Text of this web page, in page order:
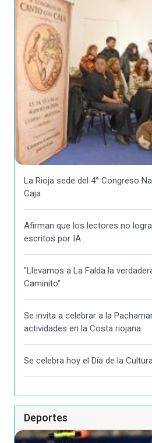
La Rioja sede del 4° Congreso
Caja
Afirman que los lectores no
escritos por IA
"Llevamos a La Falda la
Caminito"
Se invita a celebrar a la
actividades en la Costa riojana
Se celebra hoy el Día de la
Deportes